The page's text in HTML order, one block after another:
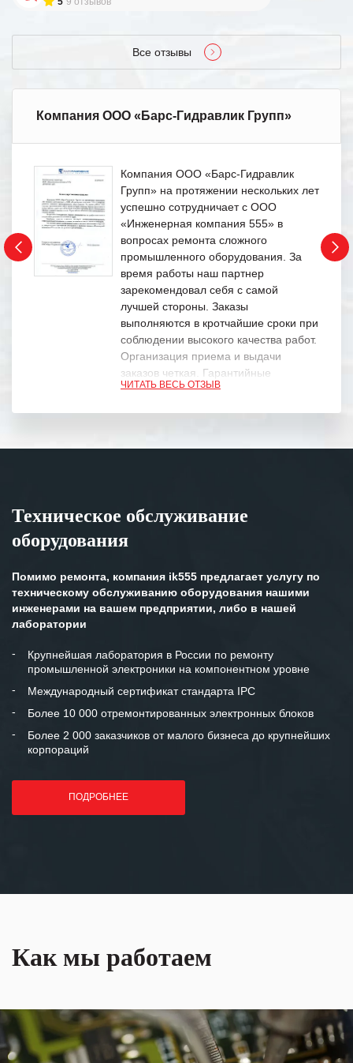
Все отзывы
Компания ООО «Барс-Гидравлик Групп»
Компания ООО «Барс-Гидравлик
Групп» на протяжении нескольких лет
успешно сотрудничает с ООО
«Инженерная компания 555» в
вопросах ремонта сложного
промышленного оборудования. За
время работы наш партнер
зарекомендовал себя с самой
лучшей стороны. Заказы
выполняются в кротчайшие сроки при
соблюдении высокого качества работ.
Организация приема и выдачи
заказов четкая. Гарантийные
обязательства выполняются в
Особенно хочется отметить высокую
клиентоориентированность
готовность помочь в самых сложных
Мы высоко ценим сложившиеся
и доверительные партнерские
отношения и искренне желаем
«Инженерной компании «555» долгих
лет успеха и процветания.
ЧИТАТЬ ВЕСЬ ОТЗЫВ
Техническое обслуживание
оборудования
Помимо ремонта, компания ik555 предлагает услугу по
техническому обслуживанию оборудования нашими
инженерами на вашем предприятии, либо в нашей
лаборатории
Крупнейшая лаборатория в России по ремонту
промышленной электроники на компонентном уровне
Международный сертификат стандарта IPC
Более 10 000 отремонтированных электронных блоков
Более 2 000 заказчиков от малого бизнеса до крупнейших
корпораций
ПОДРОБНЕЕ
Как мы работаем